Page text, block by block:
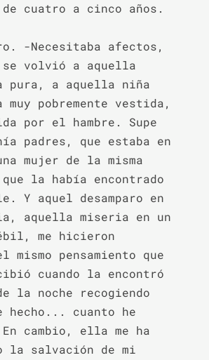
de cuatro a cinco años.
-Necesitaba afectos,
se volvió a aquella
pura, a aquella niña
muy pobremente vestida,
por el hambre. Supe
padres, que estaba en
mujer de la misma
la había encontrado
Y aquel desamparo en
aquella miseria en un
me hicieron
mismo pensamiento que
cuando la encontró
la noche recogiendo
hecho... cuanto he
cambio, ella me ha
la salvación de mi